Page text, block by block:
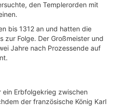
den Templerorden mit
bis 1312 an und hatten die
zur Folge. Der Großmeister und
Jahre nach Prozessende auf
ein Erbfolgekrieg zwischen
der französische König Karl